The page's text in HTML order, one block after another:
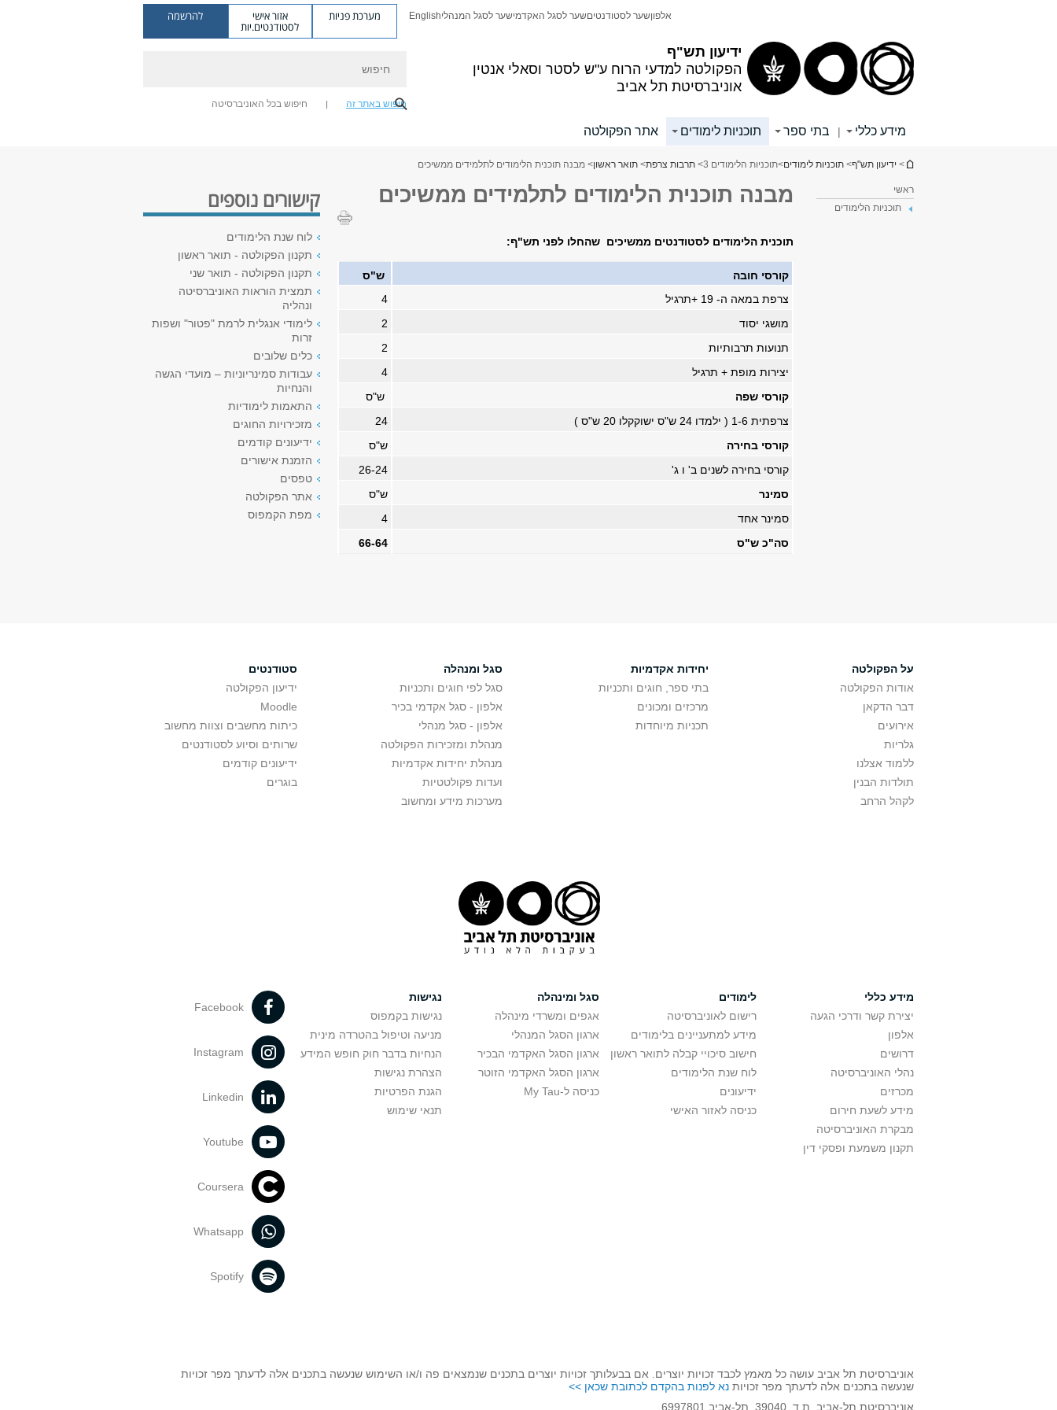
ידיעון תש"ף
הפקולטה למדעי הרוח ע"ש לסטר וסאלי אנטין
אוניברסיטת תל אביב
אלפוןשער לסטודנטיםשער לסגל האקדמישער לסגל המנהליEnglish מערכת פניות אזור אישי
לסטודנטים.יות
להרשמה
חיפוש באתר זה חיפוש בכל האוניברסיטה
מידע כללי | בתי ספר תוכניות לימודים אתר הפקולטה
הינך נמצא כאן
> ידיעון תש"ף> תוכניות לימודים>תוכניות הלימודים 3 > תרבות צרפת> תואר ראשון> מבנה תוכנית הלימודים לתלמידים ממשיכים
ראשי
תוכניות הלימודים
מבנה תוכנית הלימודים לתלמידים ממשיכים
תוכנית הלימודים לסטודנטים ממשיכים שהחלו לפני תש"ף:
קורסי חובה
ש"ס
צרפת במאה ה- 19 +תרגיל
4
מושגי יסוד
2
תנועות תרבותיות
2
יצירות מופת + תרגיל
4
קורסי שפה
ש"ס
צרפתית 1-6
( ילמדו 24 ש"ס ישוקקלו 20 ש"ס )
24
קורסי בחירה
ש"ס
קורסי בחירה לשנים ב' ו ג'
26-24
סמינר
ש"ס
סמינר אחד
4
סה"כ ש"ס 66-64
קישורים נוספים
לוח שנת הלימודים
תקנון הפקולטה - תואר ראשון
תקנון הפקולטה - תואר שני
תמצית הוראות האוניברסיטה
ונהליה
לימודי אנגלית לרמת "פטור" ושפות
זרות
כלים שלובים
עבודות סמינריוניות – מועדי הגשה
והנחיות
התאמות לימודיות
מזכירויות החוגים
ידיעונים קודמים
הזמנת אישורים
טפסים
אתר הפקולטה
מפת הקמפוס
על הפקולטה
אודות הפקולטה
דבר הדקאן
אירועים
גלריות
ללמוד אצלנו
תולדות הבנין
לקהל הרחב
יחידות אקדמיות
בתי ספר, חוגים ותכניות
מרכזים ומכונים
תכניות מיוחדות
סגל ומנהלה
סגל לפי חוגים ותכניות
אלפון - סגל אקדמי בכיר
אלפון - סגל מנהלי
מנהלת ומזכירות הפקולטה
מנהלת יחידות אקדמיות
ועדות פקולטטיות
מערכות מידע ומחשוב
סטודנטים
ידיעון הפקולטה
Moodle
כיתות מחשבים וצוות מחשוב
שרותים וסיוע לסטודנטים
ידיעונים קודמים
בוגרים
מידע כללי
יצירת קשר ודרכי הגעה
אלפון
דרושים
נהלי האוניברסיטה
מכרזים
מידע לשעת חירום
מבקרת האוניברסיטה
תקנון משמעת ופסקי דין
לימודים
רישום לאוניברסיטה
מידע למתעניינים בלימודים
חישוב סיכויי קבלה לתואר ראשון
לוח שנת הלימודים
ידיעונים
כניסה לאזור האישי
סגל ומינהלה
אגפים ומשרדי מינהלה
ארגון הסגל המנהלי
ארגון הסגל האקדמי הבכיר
ארגון הסגל האקדמי הזוטר
כניסה ל-My Tau
נגישות
נגישות בקמפוס
מניעה וטיפול בהטרדה מינית
הנחיות בדבר חוק חופש המידע
הצהרת נגישות
הגנת הפרטיות
תנאי שימוש
Facebook
Instagram
Linkedin
Youtube
Coursera
Whatsapp
Spotify
אוניברסיטת תל אביב עושה כל מאמץ לכבד זכויות יוצרים. אם בבעלותך זכויות יוצרים בתכנים שנמצאים פה ו/או השימוש שנעשה בתכנים אלה לדעתך מפר זכויות
שנעשה בתכנים אלה לדעתך מפר זכויות נא לפנות בהקדם לכתובת שכאן >>
אוניברסיטת תל-אביב, ת.ד. 39040, תל-אביב 6997801